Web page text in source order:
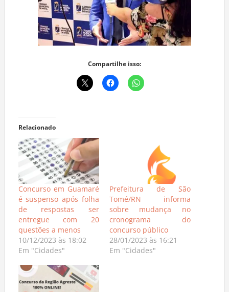
Compartilhe isso:
Relacionado
Concurso em Guamaré
é suspenso após folha
de respostas ser
entregue com 20
questões a menos
10/12/2023 às 18:02
Em "Cidades"
Prefeitura de São
Tomé/RN informa
sobre mudança no
cronograma do
concurso público
28/01/2023 às 16:21
Em "Cidades"